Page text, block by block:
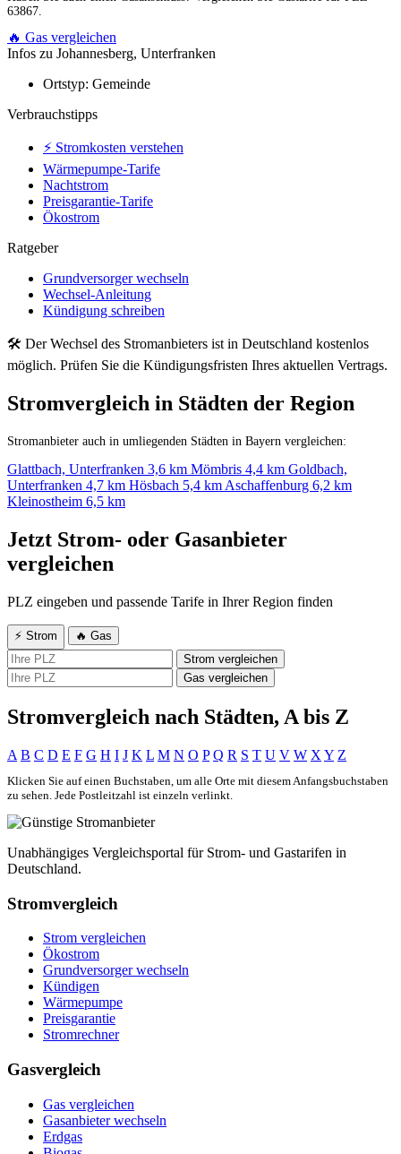
63867.
🔥 Gas vergleichen
Infos zu Johannesberg, Unterfranken
Ortstyp: Gemeinde
Verbrauchstipps
⚡ Stromkosten verstehen
Wärmepumpe-Tarife
Nachtstrom
Preisgarantie-Tarife
Ökostrom
Ratgeber
Grundversorger wechseln
Wechsel-Anleitung
Kündigung schreiben
🛠 Der Wechsel des Stromanbieters ist in Deutschland kostenlos
möglich. Prüfen Sie die Kündigungsfristen Ihres aktuellen Vertrags.
Stromvergleich in Städten der Region
Stromanbieter auch in umliegenden Städten in Bayern vergleichen:
Glattbach, Unterfranken 3,6 km Mömbris 4,4 km Goldbach,
Unterfranken 4,7 km Hösbach 5,4 km Aschaffenburg 6,2 km
Kleinostheim 6,5 km
Jetzt Strom- oder Gasanbieter
vergleichen
PLZ eingeben und passende Tarife in Ihrer Region finden
⚡ Strom
🔥 Gas
Strom vergleichen
Gas vergleichen
Stromvergleich nach Städten, A bis Z
A B C D E F G H I J K L M N O P Q R S T U V W X Y Z
Klicken Sie auf einen Buchstaben, um alle Orte mit diesem Anfangsbuchstaben
zu sehen. Jede Postleitzahl ist einzeln verlinkt.
Unabhängiges Vergleichsportal für Strom- und Gastarifen in
Deutschland.
Stromvergleich
Strom vergleichen
Ökostrom
Grundversorger wechseln
Kündigen
Wärmepumpe
Preisgarantie
Stromrechner
Gasvergleich
Gas vergleichen
Gasanbieter wechseln
Erdgas